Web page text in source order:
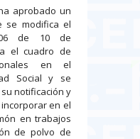
aprobado un
se modifica el
de 10 de
el cuadro de
en el
Social y se
notificación y
en el
en trabajos
de polvo de